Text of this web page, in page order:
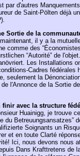
par d'autres
de Saint-Pölten déjà
Sortie de la
il y a la
comme des
“Autorité” de
Les Installations
Cadres fédérales
seulement la
l'Annonce de la Sortie
finir avec la structure
Huainigg, je trouve
du Betreuungsansatzes”
Soignants un
et en toute Clarté
Ici, nous devons nous
Dans Krafttretens de